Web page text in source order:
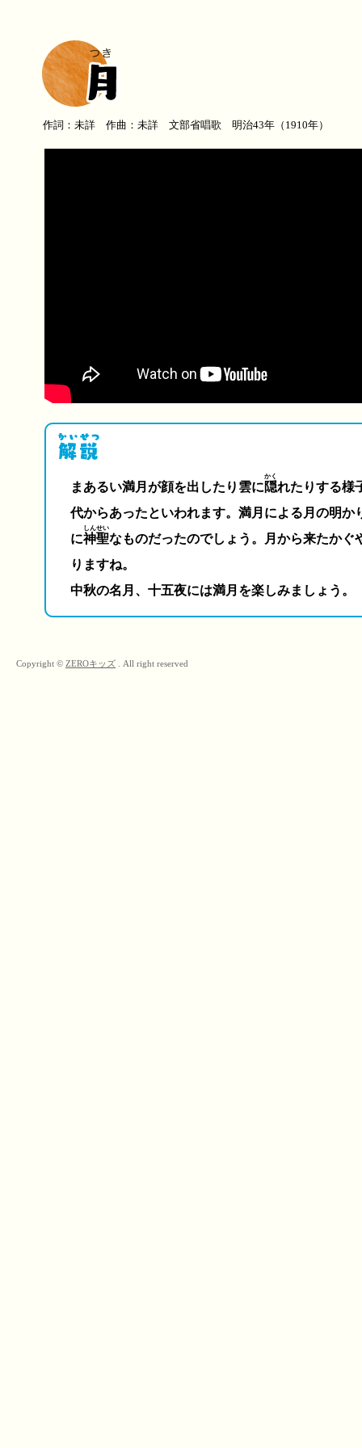
作詞：未詳 作曲：未詳 文部省唱歌 明治43年（1910年）
まあるい満月が顔を出したり雲に隠
かく
れたりする様
代からあったといわれます。満月による月の明か
に神聖
しんせい
なものだったのでしょう。月から来たかぐ
りますね。
中秋の名月、十五夜には満月を楽しみましょう。
Copyright © ZEROキッズ . All right reserved